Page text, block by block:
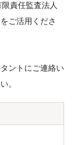
責任監査法人
ご活用くださ
ントにご連絡い
。